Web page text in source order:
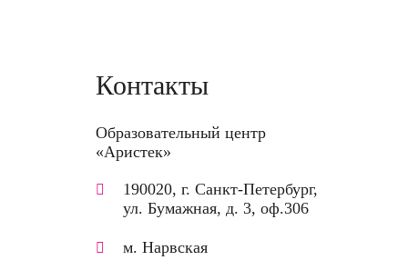
Контакты
Образовательный центр
«Аристек»
190020, г. Санкт-Петербург,
ул. Бумажная, д. 3, оф.306
м. Нарвская